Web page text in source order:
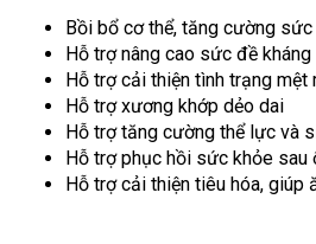
Bồi bổ cơ thể, tăng cường
Hỗ trợ nâng cao sức đề kháng
Hỗ trợ cải thiện tình trạng mệt
Hỗ trợ xương khớp dẻo dai
Hỗ trợ tăng cường thể lực và
Hỗ trợ phục hồi sức khỏe sau
Hỗ trợ cải thiện tiêu hóa, giúp